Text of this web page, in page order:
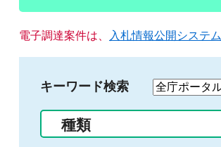
電子調達案件は、 入札情報公開システム
キーワード検索
検
る
種類